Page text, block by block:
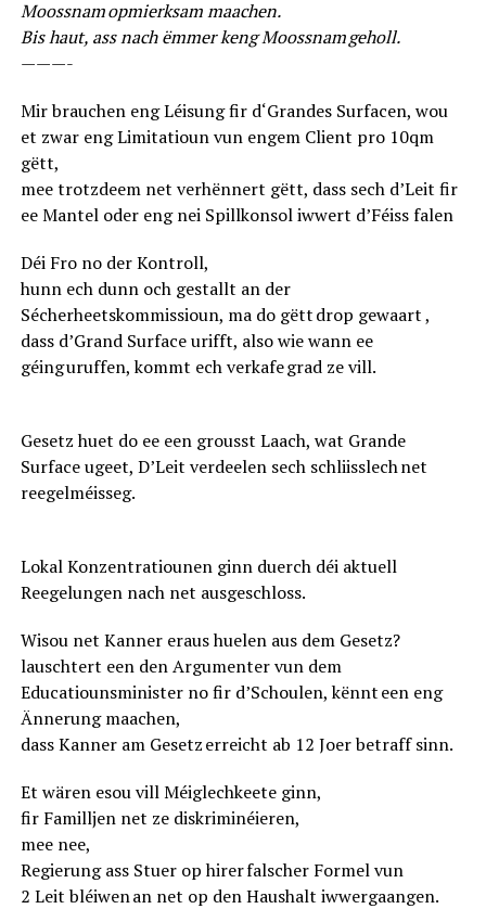
Moossnam opmierksam maachen.
Bis haut, ass nach ëmmer keng Moossnam geholl.
———-
Mir brauchen eng Léisung fir d‘Grandes Surfacen, wou
et zwar eng Limitatioun vun engem Client pro 10qm
gëtt,
mee trotzdeem net verhënnert gëtt, dass sech d’Leit fir
ee Mantel oder eng nei Spillkonsol iwwert d’Féiss falen
Déi Fro no der Kontroll,
hunn ech dunn och gestallt an der
Sécherheetskommissioun, ma do gëtt drop gewaart ,
dass d’Grand Surface urifft, also wie wann ee
géing uruffen, kommt ech verkafe grad ze vill.
Gesetz huet do ee een grousst Laach, wat Grande
Surface ugeet, D’Leit verdeelen sech schliisslech net
reegelméisseg.
Lokal Konzentratiounen ginn duerch déi aktuell
Reegelungen nach net ausgeschloss.
Wisou net Kanner eraus huelen aus dem Gesetz?
lauschtert een den Argumenter vun dem
Educatiounsminister no fir d’Schoulen, kënnt een eng
Ännerung maachen,
dass Kanner am Gesetz erreicht ab 12 Joer betraff sinn.
Et wären esou vill Méiglechkeete ginn,
fir Familljen net ze diskriminéieren,
mee nee,
Regierung ass Stuer op hirer falscher Formel vun
2 Leit bléiwen an net op den Haushalt iwwergaangen.